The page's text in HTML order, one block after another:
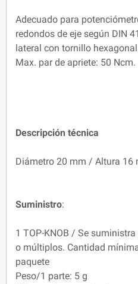
Adecuado para
redondos de eje según DIN
lateral con tornillo
Max. par de apriete: 50 Ncm.
Descripción técnica
Diámetro 20 mm / Altura 16
Suministro:
1 TOP-KNOB / Se
o múltiplos. Cantidad
paquete
Peso/1 parte: 5 g